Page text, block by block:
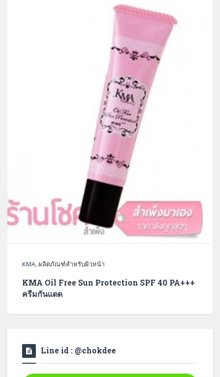
KMA,ผลิตภัณฑ์สำหรับผิวหน้า
KMA Oil Free Sun Protection SPF 40 PA+++
ครีมกันแดด
Line id : @chokdee